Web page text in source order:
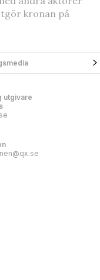
kronan på
utgivare